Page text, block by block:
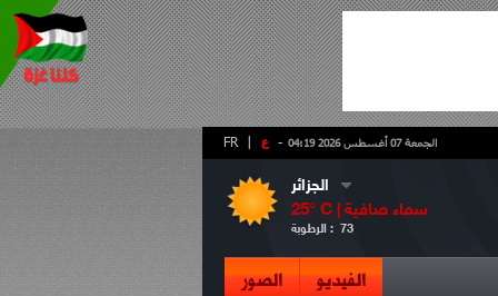
- ع FR الجمعة 07 أغسطس 2026 04:19
الجزائر
25° C | سماء صافية
الرطوبة : 73
الفيديو الصور